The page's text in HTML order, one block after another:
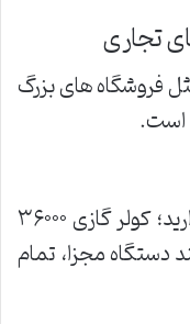
تجاری
فروشگاه های بزرگ
است.
تصور کنید یک فروشگاه ۷۰ متری دارید؛ کولر گازی ۳۶۰۰۰
دستگاه مجزا، تمام